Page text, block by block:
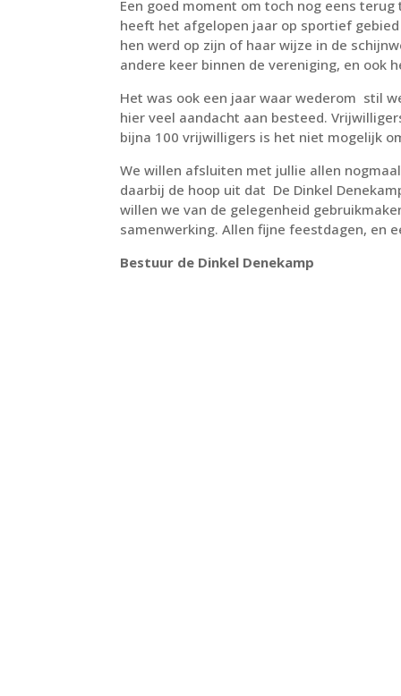
Een goed moment om toch nog eens
heeft het afgelopen jaar op sportief
hen werd op zijn of haar wijze in de
andere keer binnen de vereniging, en ook
Het was ook een jaar waar wederom stil
hier veel aandacht aan besteed.
bijna 100 vrijwilligers is het niet mogelijk
We willen afsluiten met jullie allen
daarbij de hoop uit dat De Dinkel
willen we van de gelegenheid
samenwerking. Allen fijne feestdagen, en
Bestuur de Dinkel Denekamp